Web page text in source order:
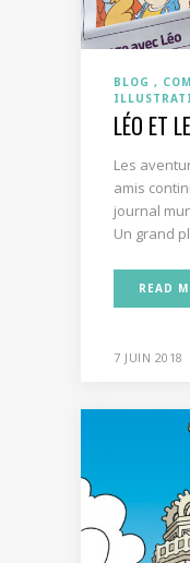
BLOG
LÉO ET
Les
amis
journal
Un grand
READ
7 JUIN 2018